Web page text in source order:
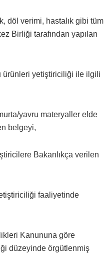
döl verimi, hastalık gibi tüm
Birliği tarafından yapılan
ürünleri yetiştiriciliği ile ilgili
yavru materyaller elde
belgeyi,
Bakanlıkça verilen
faaliyetinde
Kanununa göre
düzeyinde örgütlenmiş